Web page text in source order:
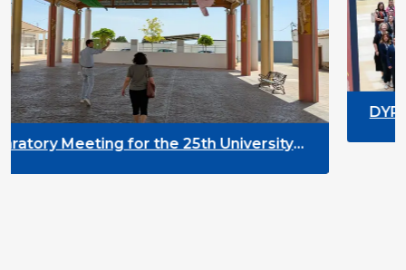
25th University
DYPALL Network at ALDA
2026 in Malta